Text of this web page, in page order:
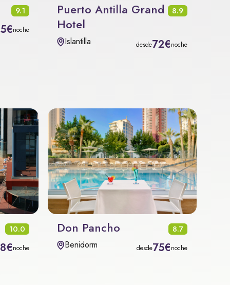
9.1
noche
Puerto Antilla Grand
Hotel
8.9
Islantilla desde72€noche
10.0
noche
Don Pancho 8.7
Benidorm desde75€noche